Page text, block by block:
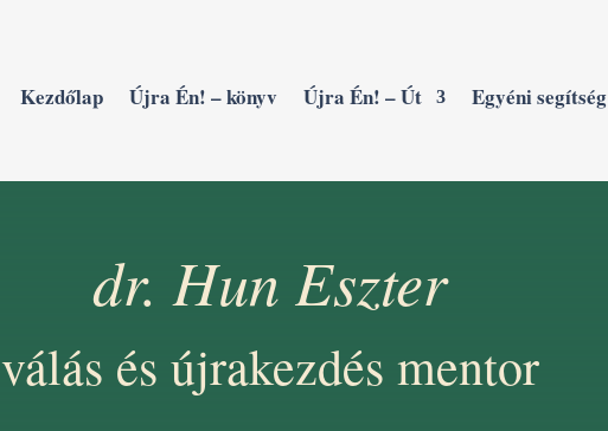
Kezdőlap Újra Én! – könyv Újra Én! – Út Egyéni segítség
dr. Hun Eszter
válás és újrakezdés mentor